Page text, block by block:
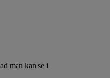
man kan se i